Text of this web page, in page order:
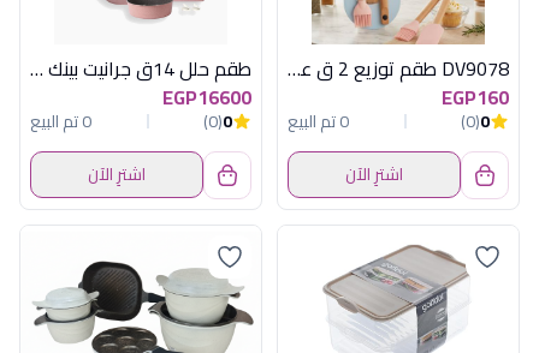
DV9078 طقم توزيع 2 ق على كارت ديفا
EGP160
0
(0)
0 تم البيع
اشترِ الآن
طقم حلل 14ق جرانيت بينك ماربل نيوفلام
EGP16600
0
(0)
0 تم البيع
اشترِ الآن